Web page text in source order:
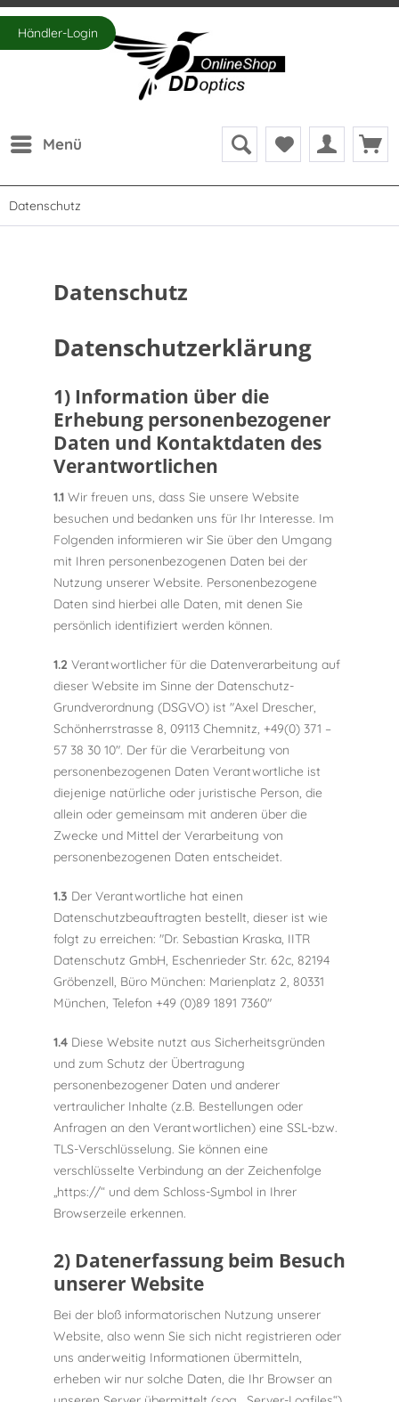
Händler-Login
Menü
Datenschutz
Datenschutz
Datenschutzerklärung
1) Information über die
Erhebung personenbezogener
Daten und Kontaktdaten des
Verantwortlichen
1.1 Wir freuen uns, dass Sie unsere Website
besuchen und bedanken uns für Ihr Interesse. Im
Folgenden informieren wir Sie über den Umgang
mit Ihren personenbezogenen Daten bei der
Nutzung unserer Website. Personenbezogene
Daten sind hierbei alle Daten, mit denen Sie
persönlich identifiziert werden können.
1.2 Verantwortlicher für die Datenverarbeitung auf
dieser Website im Sinne der Datenschutz-
Grundverordnung (DSGVO) ist "Axel Drescher,
Schönherrstrasse 8, 09113 Chemnitz, +49(0) 371 –
57 38 30 10". Der für die Verarbeitung von
personenbezogenen Daten Verantwortliche ist
diejenige natürliche oder juristische Person, die
allein oder gemeinsam mit anderen über die
Zwecke und Mittel der Verarbeitung von
personenbezogenen Daten entscheidet.
1.3 Der Verantwortliche hat einen
Datenschutzbeauftragten bestellt, dieser ist wie
folgt zu erreichen: "Dr. Sebastian Kraska, IITR
Datenschutz GmbH, Eschenrieder Str. 62c, 82194
Gröbenzell, Büro München: Marienplatz 2, 80331
München, Telefon +49 (0)89 1891 7360"
1.4 Diese Website nutzt aus Sicherheitsgründen
und zum Schutz der Übertragung
personenbezogener Daten und anderer
vertraulicher Inhalte (z.B. Bestellungen oder
Anfragen an den Verantwortlichen) eine SSL-bzw.
TLS-Verschlüsselung. Sie können eine
verschlüsselte Verbindung an der Zeichenfolge
„https://“ und dem Schloss-Symbol in Ihrer
Browserzeile erkennen.
2) Datenerfassung beim Besuch
unserer Website
Bei der bloß informatorischen Nutzung unserer
Website, also wenn Sie sich nicht registrieren oder
uns anderweitig Informationen übermitteln,
erheben wir nur solche Daten, die Ihr Browser an